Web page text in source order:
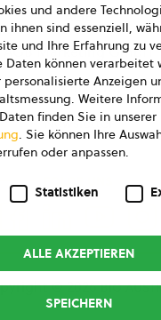
AGB
AGB Marketing GmbH
AGB Bildung
Newsletter
© 2026bio
und andere
ihnen sind essenziell,
und Ihre Erfahrung zu
Daten können verarbeitet
personalisierte Anzeigen
Weitere
finden Sie in unserer
. Sie können Ihre
oder anpassen.
Statistiken
ALLE AKZEPTIEREN
SPEICHERN